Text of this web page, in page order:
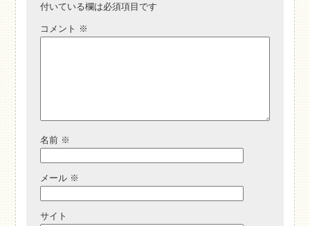
付いている欄は必須項目です
コメント ※
名前 ※
メール ※
サイト